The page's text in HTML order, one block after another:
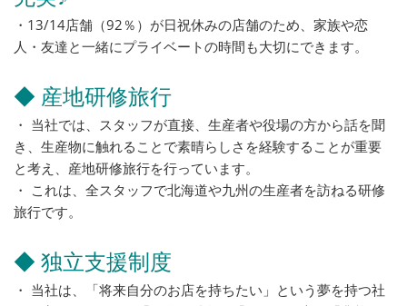
・13/14店舗（92％）が日祝休みの店舗のため、家族や恋
人・友達と一緒にプライベートの時間も大切にできます。
◆ 産地研修旅行
・ 当社では、スタッフが直接、生産者や役場の方から話を聞
き、生産物に触れることで素晴らしさを経験することが重要
と考え、産地研修旅行を行っています。
・ これは、全スタッフで北海道や九州の生産者を訪ねる研修
旅行です。
◆ 独立支援制度
・ 当社は、「将来自分のお店を持ちたい」という夢を持つ社